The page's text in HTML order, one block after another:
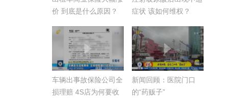
价 到底是什么原因？
症状 该如何维权？
车辆出事故保险公司全
损理赔 4S店为何要收
新闻回顾：医院门口
的“药贩子”